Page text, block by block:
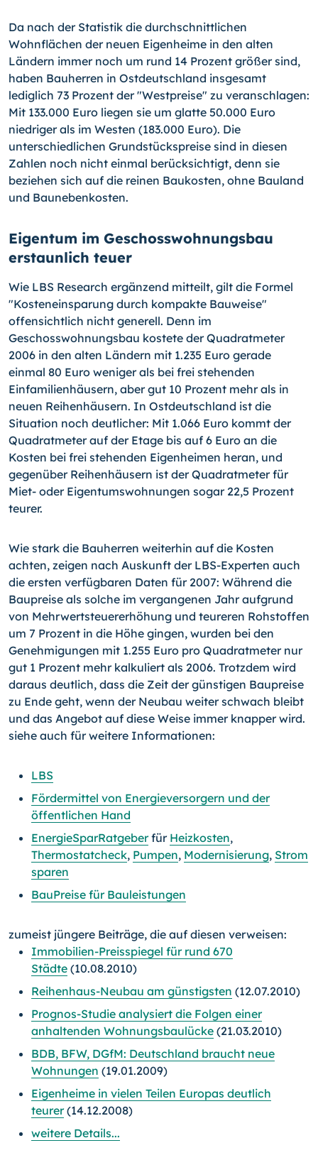
Da nach der Statistik die durchschnittlichen
Wohnflächen der neuen Eigenheime in den alten
Ländern immer noch um rund 14 Prozent größer sind,
haben Bauherren in Ostdeutschland insgesamt
lediglich 73 Prozent der "Westpreise" zu veranschlagen:
Mit 133.000 Euro liegen sie um glatte 50.000 Euro
niedriger als im Westen (183.000 Euro). Die
unterschiedlichen Grundstückspreise sind in diesen
Zahlen noch nicht einmal berücksichtigt, denn sie
beziehen sich auf die reinen Baukosten, ohne Bauland
und Baunebenkosten.
Eigentum im Geschosswohnungsbau
erstaunlich teuer
Wie LBS Research ergänzend mitteilt, gilt die Formel
"Kosteneinsparung durch kompakte Bauweise"
offensichtlich nicht generell. Denn im
Geschosswohnungsbau kostete der Quadratmeter
2006 in den alten Ländern mit 1.235 Euro gerade
einmal 80 Euro weniger als bei frei stehenden
Einfamilienhäusern, aber gut 10 Prozent mehr als in
neuen Reihenhäusern. In Ostdeutschland ist die
Situation noch deutlicher: Mit 1.066 Euro kommt der
Quadratmeter auf der Etage bis auf 6 Euro an die
Kosten bei frei stehenden Eigenheimen heran, und
gegenüber Reihenhäusern ist der Quadratmeter für
Miet- oder Eigentumswohnungen sogar 22,5 Prozent
teurer.
Wie stark die Bauherren weiterhin auf die Kosten
achten, zeigen nach Auskunft der LBS-Experten auch
die ersten verfügbaren Daten für 2007: Während die
Baupreise als solche im vergangenen Jahr aufgrund
von Mehrwertsteuererhöhung und teureren Rohstoffen
um 7 Prozent in die Höhe gingen, wurden bei den
Genehmigungen mit 1.255 Euro pro Quadratmeter nur
gut 1 Prozent mehr kalkuliert als 2006. Trotzdem wird
daraus deutlich, dass die Zeit der günstigen Baupreise
zu Ende geht, wenn der Neubau weiter schwach bleibt
und das Angebot auf diese Weise immer knapper wird.
siehe auch für weitere Informationen:
LBS
Fördermittel von Energieversorgern und der
öffentlichen Hand
EnergieSparRatgeberfür Heizkosten,
Thermostatcheck, Pumpen, Modernisierung, Strom
sparen
BauPreise für Bauleistungen
zumeist jüngere Beiträge, die auf diesen verweisen:
Immobilien-Preisspiegel für rund 670
Städte (10.08.2010)
Reihenhaus-Neubau am günstigsten (12.07.2010)
Prognos-Studie analysiert die Folgen einer
anhaltenden Wohnungsbaulücke (21.03.2010)
BDB, BFW, DGfM: Deutschland braucht neue
Wohnungen (19.01.2009)
Eigenheime in vielen Teilen Europas deutlich
teurer(14.12.2008)
weitere Details...